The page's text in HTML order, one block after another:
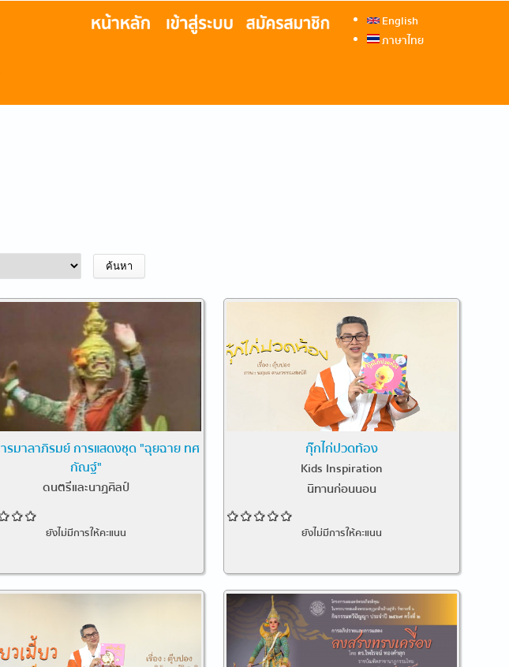
English
ภาษาไทย
รมาลาภิรมย์ การแสดงชุด "ฉุยฉาย ทศ
กัณฐ์"
ดนตรีและนาฏศิลป์
ยังไม่มีการให้คะแนน
กุ๊กไก่ปวดท้อง
Kids Inspiration
นิทานก่อนนอน
ยังไม่มีการให้คะแนน